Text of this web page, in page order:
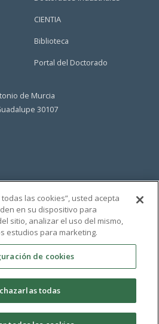
CIENTIA
Biblioteca
Portal del Doctorado
de Murcia
30107
todas las cookies”, usted acepta
en su dispositivo para
sitio, analizar el uso del mismo,
estudios para marketing.
de cookies
todas